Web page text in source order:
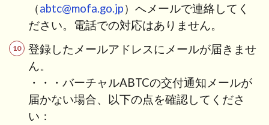
（abtc@mofa.go.jp）へメールで連絡してく
ださい。電話での対応はありません。
登録したメールアドレスにメールが届きませ
ん。
・・・バーチャルABTCの交付通知メールが
届かない場合、以下の点を確認してくださ
い：